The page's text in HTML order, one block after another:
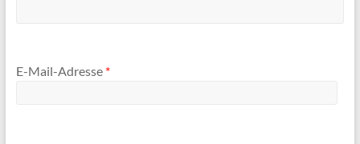
E-Mail-Adresse *